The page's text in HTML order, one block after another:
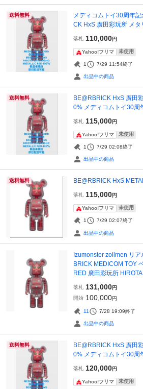
送料無料
メディコムトイ30周年
CK HxS 廣田彩玩所 メ
落札 110,000円
Yahoo!フリマ 未使用
1 7/29 11:54終了
出品中の商品
送料無料
BE@RBRICK HxS 廣田
0% メディコムトイ30周
落札 115,000円
Yahoo!フリマ 未使用
1 7/29 02:08終了
出品中の商品
送料無料 BE@RBRICK HxS
落札 115,000円
Yahoo!フリマ 未使用
1 7/29 02:07終了
出品中の商品
Izumonster zollmen リ
BRICK MEDICOM TOY
RED 廣田彩玩所
落札 131,000円
開始 100,000円
11 7/28 19:09終了
出品中の商品
送料無料
BE@RBRICK HxS 廣田
0% メディコムトイ30周
落札 120,000円
Yahoo!フリマ 未使用